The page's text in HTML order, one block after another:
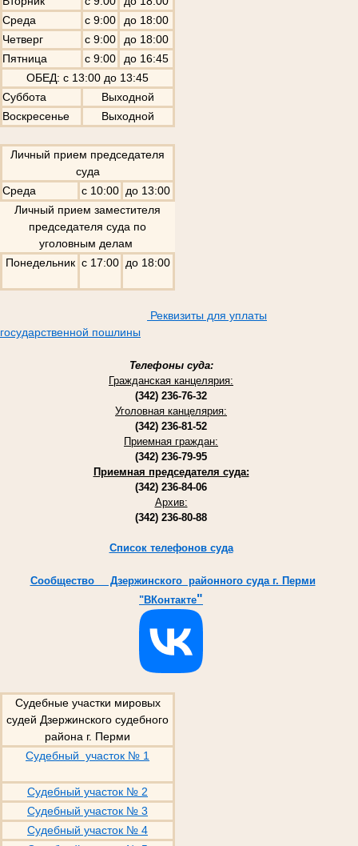
Среда
с 9:00
до 18:00
Четверг
с 9:00
до 18:00
Пятница
с 9:00
до 16:45
ОБЕД: с 13:00 до 13:45
Суббота
Выходной
Воскресенье
Выходной
Личный прием председателя
суда
Среда
с 10:00 до 13:00
Личный прием заместителя
председателя суда по
уголовным делам
Понедельник с 17:00 до 18:00
Реквизиты для уплаты
государственной пошлины
Телефоны суда:
Гражданская канцелярия:
(342) 236-76-32
Уголовная канцелярия:
(342) 236-81-52
Приемная граждан:
(342) 236-79-95
Приемная председателя суда:
(342) 236-84-06
Архив:
(342) 236-80-88
Список телефонов суда
Cообщество Дзержинского районного суда г. Перми
"ВКонтакте"
Судебные участки мировых
судей Дзержинского судебного
района г. Перми
Судебный участок № 1
Судебный участок № 2
Судебный участок № 3
Судебный участок № 4